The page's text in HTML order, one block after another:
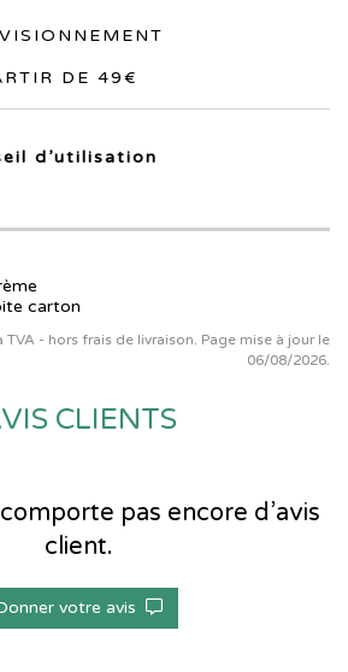
DE 49€
d’utilisation
carton
TVA - hors frais de livraison. Page mise à jour le
06/08/2026.
CLIENTS
pas encore d’avis
client.
votre avis